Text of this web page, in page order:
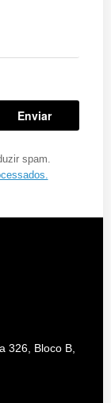
spam.
326, Bloco B,